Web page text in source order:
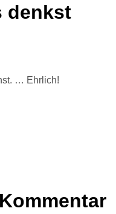
denkst
… Ehrlich!